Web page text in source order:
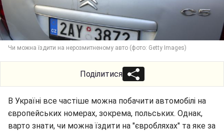
Чи можна їздити на нерозмитненому авто (фото: Getty Images)
Поділитися
В Україні все частіше можна побачити автомобілі на
європейських номерах, зокрема, польських. Однак,
варто знати, чи можна їздити на "євробляхах" та яке за